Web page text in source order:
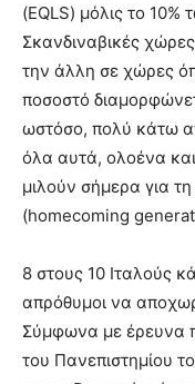
(EQLS) μόλις το
Σκανδιναβικές
την άλλη σε χώρες
ποσοστό
ωστόσο, πολύ κάτω
όλα αυτά, ολοένα
μιλούν σήμερα για τη
(homecoming
8 στους 10 Ιταλούς
απρόθυμοι να
Σύμφωνα με έρευνα
του Πανεπιστημίου